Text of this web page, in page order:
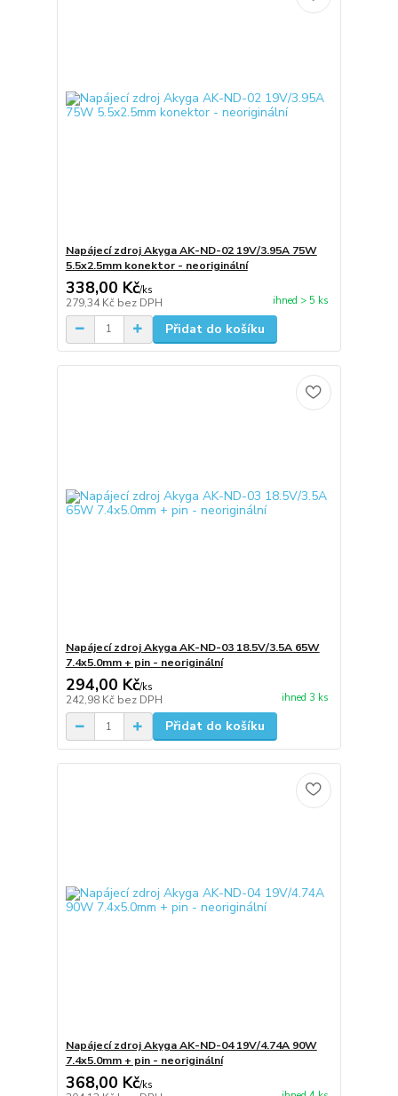
Napájecí zdroj Akyga AK-ND-02 19V/3.95A 75W
5.5x2.5mm konektor - neoriginální
338,00 Kč/ks
279,34 Kč bez DPH ihned > 5 ks
Přidat do košíku
Napájecí zdroj Akyga AK-ND-03 18.5V/3.5A 65W
7.4x5.0mm + pin - neoriginální
294,00 Kč/ks
242,98 Kč bez DPH ihned 3 ks
Přidat do košíku
Napájecí zdroj Akyga AK-ND-04 19V/4.74A 90W
7.4x5.0mm + pin - neoriginální
368,00 Kč/ks